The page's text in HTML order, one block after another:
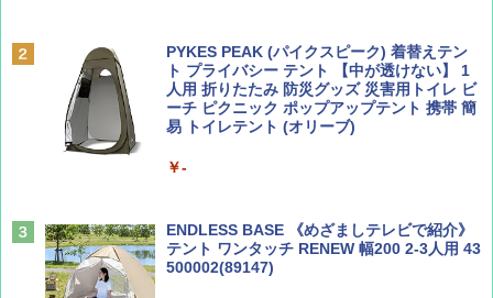
￥1,540
￥2,479
ァキア 2026～2027 地球の歩き方A ヨーロッ
￥2,277
PYKES PEAK (パイクスピーク) 着替えテン
ト プライバシー テント 【中が透けない】 1
人用 折りたたみ 防災グッズ 災害用トイレ ビ
ーチ ピクニック ポップアップテント 携帯 簡
易 トイレテント (オリーブ)
￥-
ENDLESS BASE 《めざましテレビで紹介》
テント ワンタッチ RENEW 幅200 2-3人用 43
500002(89147)